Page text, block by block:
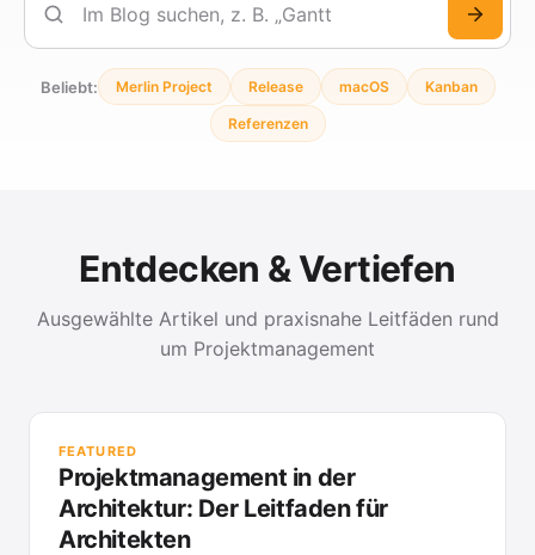
Suchen
Beliebt: Merlin Project Release macOS Kanban
Referenzen
Entdecken & Vertiefen
Ausgewählte Artikel und praxisnahe Leitfäden rund
um Projektmanagement
FEATURED
Projektmanagement in der
Architektur: Der Leitfaden für
Architekten